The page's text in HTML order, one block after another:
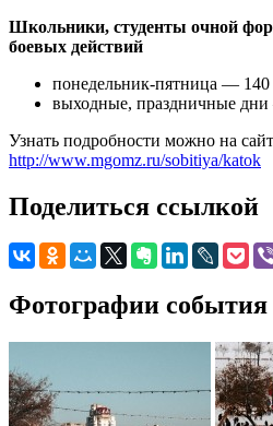
Школьники, студенты очной
боевых действий
понедельник-пятница — 140
выходные, праздничные
Узнать подробности можно на
http://www.mgomz.ru/sobitiya/katok
Поделиться ссылкой
Фотографии события